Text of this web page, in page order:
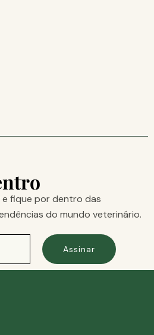
fique por dentro das
do mundo veterinário.
Assinar